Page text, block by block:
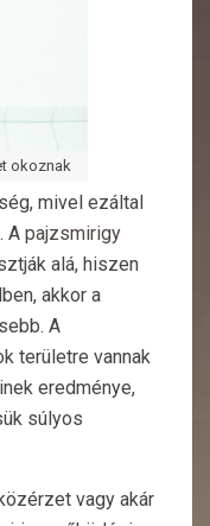
okoznak
mivel ezáltal
A pajzsmirigy
alá, hiszen
akkor a
A
területre vannak
eredménye,
súlyos
vagy akár